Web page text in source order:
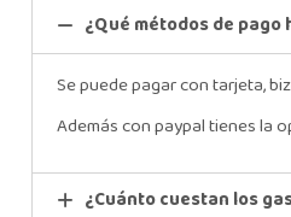
¿Qué métodos de pago
Se puede pagar con tarjeta,
Además con paypal tienes la
¿Cuánto cuestan los